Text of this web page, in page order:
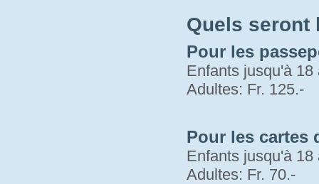
Quels seront
Pour les
Enfants jusqu'à 18
Adultes: Fr. 125.-
Pour les cartes
Enfants jusqu'à 18
Adultes: Fr. 70.-